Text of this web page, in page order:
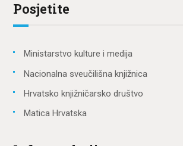
Posjetite
Ministarstvo kulture i medija
Nacionalna sveučilišna knjižnica
Hrvatsko knjižničarsko društvo
Matica Hrvatska